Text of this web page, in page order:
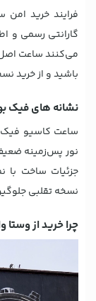
فرایند خرید امن
گارانتی رسمی و
می‌کنند ساعت
باشید و از خرید
نشانه های فیک
ساعت کاسیو فیک
نور پس‌زمینه
جزئیات ساخت با
نسخه تقلبی
چرا خرید از